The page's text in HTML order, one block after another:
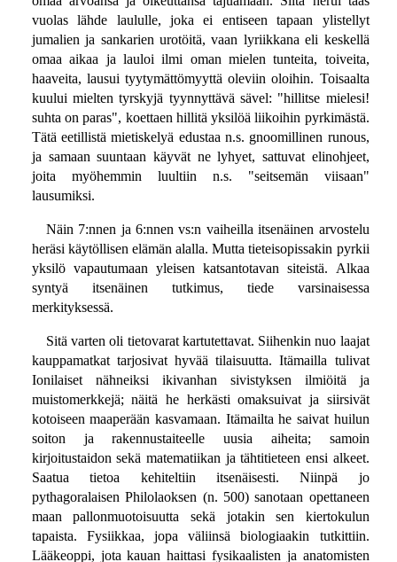
vuolas lähde laululle, joka ei entiseen tapaan ylistellyt
jumalien ja sankarien urotöitä, vaan lyriikkana eli keskellä
omaa aikaa ja lauloi ilmi oman mielen tunteita, toiveita,
haaveita, lausui tyytymättömyyttä oleviin oloihin. Toisaalta
kuului mielten tyrskyjä tyynnyttävä sävel: "hillitse mielesi!
suhta on paras", koettaen hillitä yksilöä liikoihin pyrkimästä.
Tätä eetillistä mietiskelyä edustaa n.s. gnoomillinen runous,
ja samaan suuntaan käyvät ne lyhyet, sattuvat elinohjeet,
joita myöhemmin luultiin n.s. "seitsemän viisaan"
lausumiksi.
Näin 7:nnen ja 6:nnen vs:n vaiheilla itsenäinen arvostelu
heräsi käytöllisen elämän alalla. Mutta tieteisopissakin pyrkii
yksilö vapautumaan yleisen katsantotavan siteistä. Alkaa
syntyä itsenäinen tutkimus, tiede varsinaisessa
merkityksessä.
Sitä varten oli tietovarat kartutettavat. Siihenkin nuo laajat
kauppamatkat tarjosivat hyvää tilaisuutta. Itämailla tulivat
Ionilaiset nähneiksi ikivanhan sivistyksen ilmiöitä ja
muistomerkkejä; näitä he herkästi omaksuivat ja siirsivät
kotoiseen maaperään kasvamaan. Itämailta he saivat huilun
soiton ja rakennustaiteelle uusia aiheita; samoin
kirjoitustaidon sekä matematiikan ja tähtitieteen ensi alkeet.
Saatua tietoa kehiteltiin itsenäisesti. Niinpä jo
pythagoralaisen Philolaoksen (n. 500) sanotaan opettaneen
maan pallonmuotoisuutta sekä jotakin sen kiertokulun
tapaista. Fysiikkaa, jopa väliinsä biologiaakin tutkittiin.
Lääkeoppi, jota kauan haittasi fysikaalisten ja anatomisten